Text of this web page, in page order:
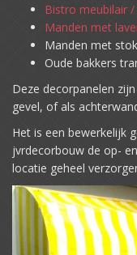
Bistro meubilair
Manden met
Manden met
Oude bakkers
Deze decorpanelen
gevel, of als
Het is een bewerkelijk
jvrdecorbouw de op-
locatie geheel